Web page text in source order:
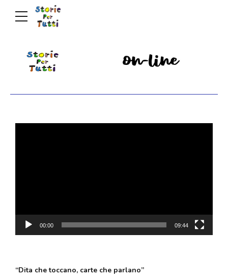
00:00 09:44
“Dita che toccano, carte che parlano”